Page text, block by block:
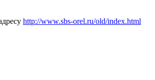
http://www.sbs-orel.ru/old/index.html